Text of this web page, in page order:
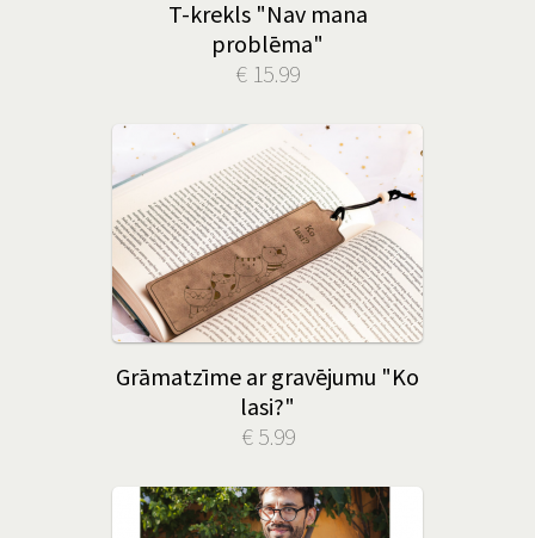
T-krekls "Nav mana
problēma"
€ 15.99
Grāmatzīme ar gravējumu "Ko
lasi?"
€ 5.99